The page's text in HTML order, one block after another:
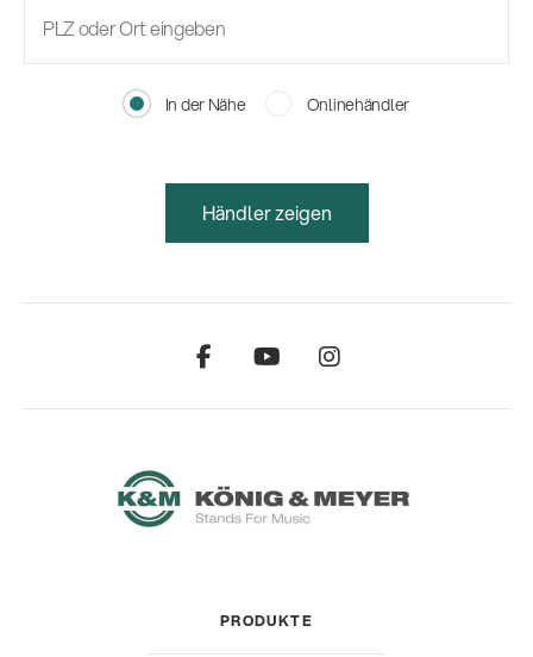
In der Nähe Onlinehändler
Händler zeigen
PRODUKTE